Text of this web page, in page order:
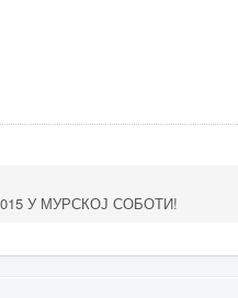
У МУРСКОЈ СОБОТИ!